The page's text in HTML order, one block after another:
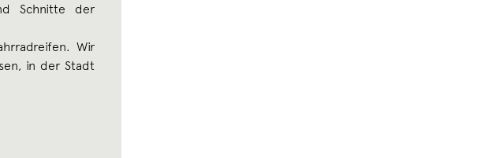
Schnitte der
Wir
in der Stadt